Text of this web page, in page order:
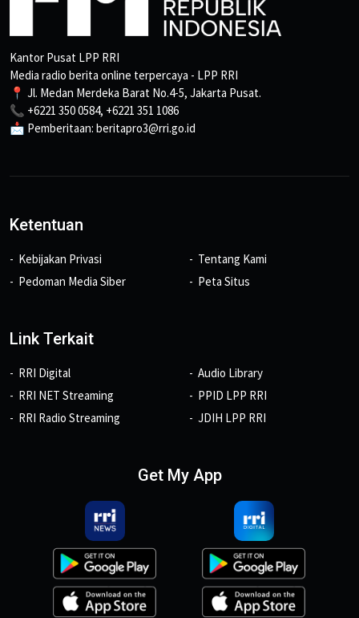
Kantor Pusat LPP RRI
Media radio berita online terpercaya - LPP RRI
📍 Jl. Medan Merdeka Barat No.4-5, Jakarta Pusat.
📞 +6221 350 0584, +6221 351 1086
📩 Pemberitaan: beritapro3@rri.go.id
Ketentuan
Kebijakan Privasi
Pedoman Media Siber
Tentang Kami
Peta Situs
Link Terkait
RRI Digital
RRI NET Streaming
RRI Radio Streaming
Audio Library
PPID LPP RRI
JDIH LPP RRI
Get My App